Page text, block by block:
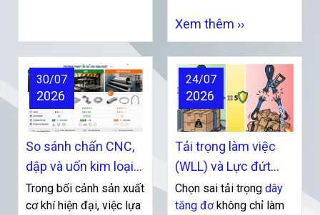
Xem thêm ››
So sánh chấn CNC,
dập và uốn kim loại
phương pháp tối ưu
cho sản xuất
30/07
2026
Trong bối cảnh sản xuất
cơ khí hiện đại, việc lựa
Tải trọng làm việc
(WLL) và Lực đứt
(Breaking Strength)
của dây tăng đơ là
24/07
2026
Chọn sai tải trọng dây
tăng đơkhông chỉ làm